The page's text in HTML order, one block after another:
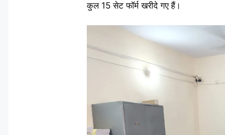
कुल 15 सेट फॉर्म खरीदे गए हैं।